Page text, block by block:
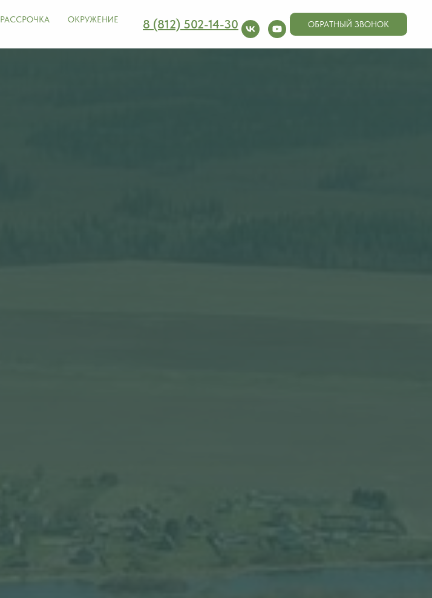
РАССРОЧКА
ОКРУЖЕНИЕ
8 (812) 502-14-30 ОБРАТНЫЙ ЗВОНОК